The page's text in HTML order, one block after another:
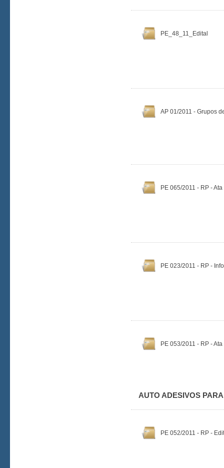
PE_48_11_Edital
AP 01/2011 - Grupos
PE 065/2011 - RP -
PE 023/2011 - RP -
PE 053/2011 - RP -
AUTO ADESIVOS
PE 052/2011 - RP -